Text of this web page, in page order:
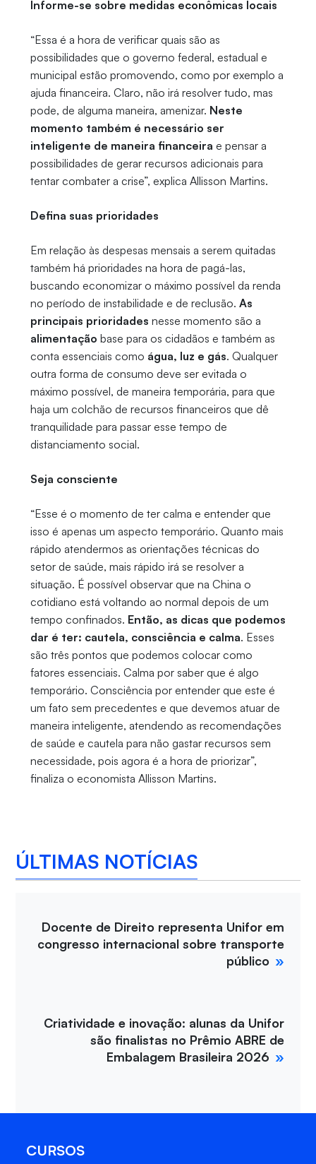
Informe-se sobre medidas econômicas locais
“Essa é a hora de verificar quais são as
possibilidades que o governo federal, estadual e
municipal estão promovendo, como por exemplo a
ajuda financeira. Claro, não irá resolver tudo, mas
pode, de alguma maneira, amenizar. Neste
momento também é necessário ser
inteligente de maneira financeira e pensar a
possibilidades de gerar recursos adicionais para
tentar combater a crise”, explica Allisson Martins.
Defina suas prioridades
Em relação às despesas mensais a serem quitadas
também há prioridades na hora de pagá-las,
buscando economizar o máximo possível da renda
no período de instabilidade e de reclusão. As
principais prioridades nesse momento são a
alimentação base para os cidadãos e também as
conta essenciais como água, luz e gás. Qualquer
outra forma de consumo deve ser evitada o
máximo possível, de maneira temporária, para que
haja um colchão de recursos financeiros que dê
tranquilidade para passar esse tempo de
distanciamento social.
Seja consciente
“Esse é o momento de ter calma e entender que
isso é apenas um aspecto temporário. Quanto mais
rápido atendermos as orientações técnicas do
setor de saúde, mais rápido irá se resolver a
situação. É possível observar que na China o
cotidiano está voltando ao normal depois de um
tempo confinados. Então, as dicas que podemos
dar é ter: cautela, consciência e calma. Esses
são três pontos que podemos colocar como
fatores essenciais. Calma por saber que é algo
temporário. Consciência por entender que este é
um fato sem precedentes e que devemos atuar de
maneira inteligente, atendendo as recomendações
de saúde e cautela para não gastar recursos sem
necessidade, pois agora é a hora de priorizar”,
finaliza o economista Allisson Martins.
ÚLTIMAS NOTÍCIAS
Docente de Direito representa Unifor em
congresso internacional sobre transporte
público
Criatividade e inovação: alunas da Unifor
são finalistas no Prêmio ABRE de
Embalagem Brasileira 2026
CURSOS